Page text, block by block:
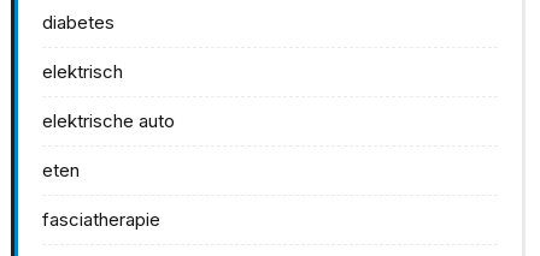
diabetes
elektrisch
elektrische auto
eten
fasciatherapie